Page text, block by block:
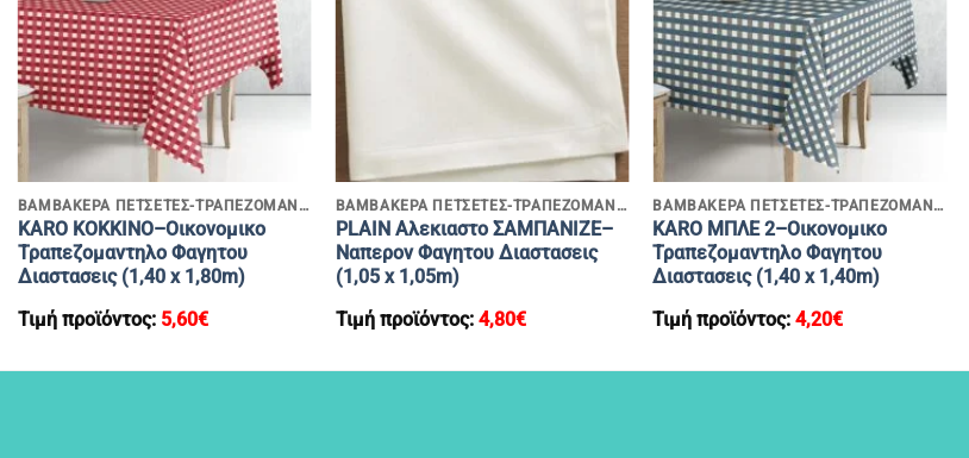
ΒΑΜΒΑΚΕΡΑ ΠΕΤΣΕΤΕΣ-ΤΡΑΠΕΖΟΜΑΝΤΗΛΑ
KARO ΚΟΚΚΙΝΟ–Οικονομικο
Τραπεζομαντηλο Φαγητου
Διαστασεις (1,40 x 1,80m)
Τιμή προϊόντος: 5,60€
ΒΑΜΒΑΚΕΡΑ ΠΕΤΣΕΤΕΣ-ΤΡΑΠΕΖΟΜΑΝΤΗΛΑ
PLAIN Αλεκιαστο ΣΑΜΠΑΝΙΖΕ–
Ναπερον Φαγητου Διαστασεις
(1,05 x 1,05m)
Τιμή προϊόντος: 4,80€
ΒΑΜΒΑΚΕΡΑ ΠΕΤΣΕΤΕΣ-ΤΡΑΠΕΖΟΜΑΝΤΗΛΑ
KARO ΜΠΛΕ 2–Οικονομικο
Τραπεζομαντηλο Φαγητου
Διαστασεις (1,40 x 1,40m)
Τιμή προϊόντος:4,20€